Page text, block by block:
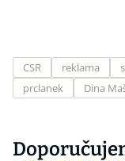
CSR reklama
prclanek
Dina